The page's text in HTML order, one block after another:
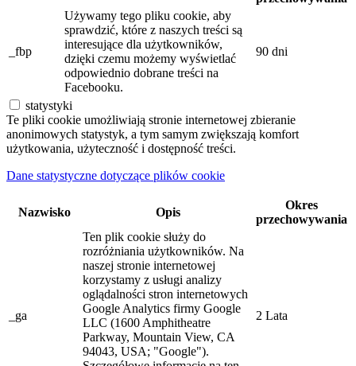
_fbp
Używamy tego pliku cookie, aby
sprawdzić, które z naszych treści są
interesujące dla użytkowników,
dzięki czemu możemy wyświetlać
odpowiednio dobrane treści na
Facebooku.
90 dni
statystyki
Te pliki cookie umożliwiają stronie internetowej zbieranie
anonimowych statystyk, a tym samym zwiększają komfort
użytkowania, użyteczność i dostępność treści.
Dane statystyczne dotyczące plików cookie
Nazwisko Opis
Okres
przechowywania
_ga
Ten plik cookie służy do
rozróżniania użytkowników. Na
naszej stronie internetowej
korzystamy z usługi analizy
oglądalności stron internetowych
Google Analytics firmy Google
LLC (1600 Amphitheatre
Parkway, Mountain View, CA
94043, USA; "Google").
2 Lata